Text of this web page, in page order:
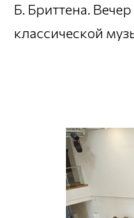
Б. Бриттена.
классической